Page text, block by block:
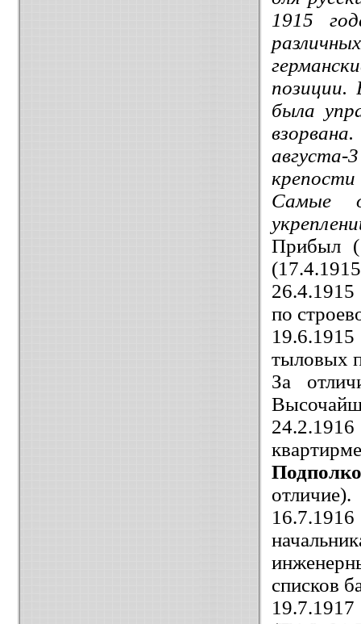
1915
позиции.
была
крепости
Самые
Прибыл
по
тыловых
За
отличие).
списков